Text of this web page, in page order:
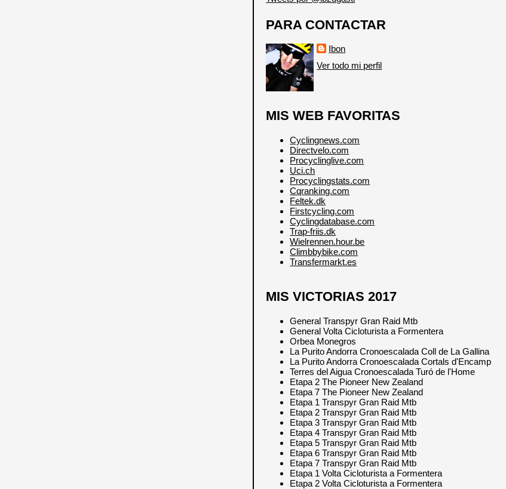
PARA CONTACTAR
Ibon
Ver todo mi perfil
MIS WEB FAVORITAS
Cyclingnews.com
Directvelo.com
Procyclinglive.com
Uci.ch
Procyclingstats.com
Cqranking.com
Feltek.dk
Firstcycling.com
Cyclingdatabase.com
Trap-friis.dk
Wielrennen.hour.be
Climbbybike.com
Transfermarkt.es
MIS VICTORIAS 2017
General Transpyr Gran Raid Mtb
General Volta Cicloturista a Formentera
Orbea Monegros
La Purito Andorra Cronoescalada Coll de La Gallina
La Purito Andorra Cronoescalada Cortals d'Encamp
Terres del Aigua Cronoescalada Turó de l'Home
Etapa 2 The Pioneer New Zealand
Etapa 7 The Pioneer New Zealand
Etapa 1 Transpyr Gran Raid Mtb
Etapa 2 Transpyr Gran Raid Mtb
Etapa 3 Transpyr Gran Raid Mtb
Etapa 4 Transpyr Gran Raid Mtb
Etapa 5 Transpyr Gran Raid Mtb
Etapa 6 Transpyr Gran Raid Mtb
Etapa 7 Transpyr Gran Raid Mtb
Etapa 1 Volta Cicloturista a Formentera
Etapa 2 Volta Cicloturista a Formentera